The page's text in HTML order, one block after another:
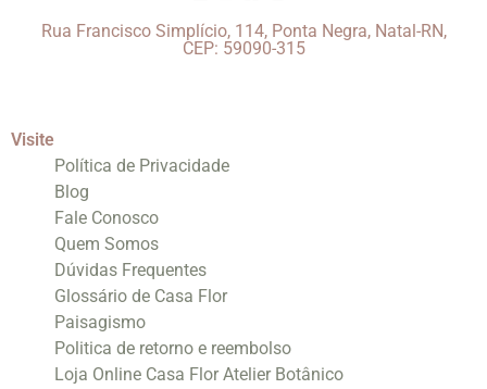
Rua Francisco Simplício, 114, Ponta Negra, Natal-RN,
CEP: 59090-315
Visite
Política de Privacidade
Blog
Fale Conosco
Quem Somos
Dúvidas Frequentes
Glossário de Casa Flor
Paisagismo
Politica de retorno e reembolso
Loja Online Casa Flor Atelier Botânico